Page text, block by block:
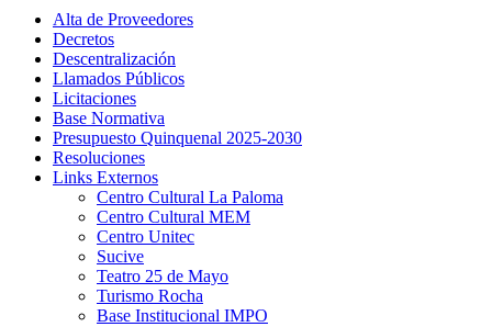
Alta de Proveedores
Decretos
Descentralización
Llamados Públicos
Licitaciones
Base Normativa
Presupuesto Quinquenal 2025-2030
Resoluciones
Links Externos
Centro Cultural La Paloma
Centro Cultural MEM
Centro Unitec
Sucive
Teatro 25 de Mayo
Turismo Rocha
Base Institucional IMPO